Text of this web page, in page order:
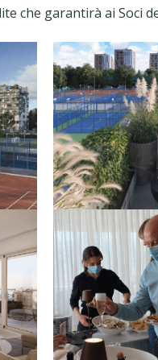
che garantirà ai Soci